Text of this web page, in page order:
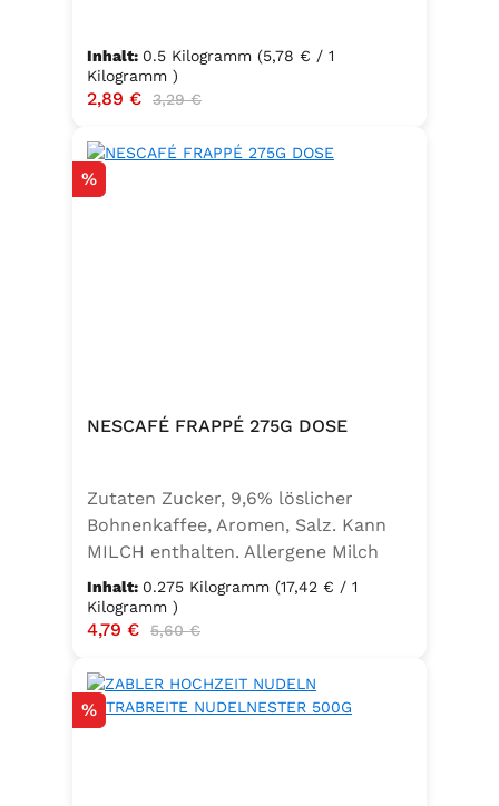
Inhalt: 0.5 Kilogramm (5,78 € / 1
Kilogramm )
Verkaufspreis:
2,89 € Regulärer Preis:
3,29 €
Rabatt
%
NESCAFÉ FRAPPÉ 275G DOSE
Zutaten Zucker, 9,6% löslicher
Bohnenkaffee, Aromen, Salz. Kann
MILCH enthalten. Allergene Milch
und daraus gewonnene Erzeugnisse
Inhalt: 0.275 Kilogramm (17,42 € / 1
Kilogramm )
Verkaufspreis:
4,79 € Regulärer Preis:
5,60 €
Rabatt
%